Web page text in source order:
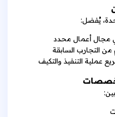
يُفضل:
مجال أعمال محدد
من التجارب السابقة
عملية التنفيذ والتكيف